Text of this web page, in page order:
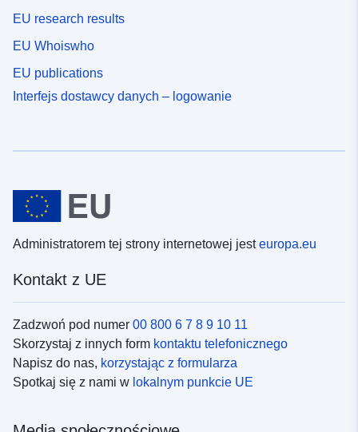
EU research results
EU Whoiswho
EU publications
Interfejs dostawcy danych – logowanie
Administratorem tej strony internetowej jesteuropa.eu
Kontakt z UE
Zadzwoń pod numer 00 800 6 7 8 9 10 11
Skorzystaj z innych form kontaktu telefonicznego
Napisz do nas, korzystając z formularza
Spotkaj się z nami w lokalnym punkcie UE